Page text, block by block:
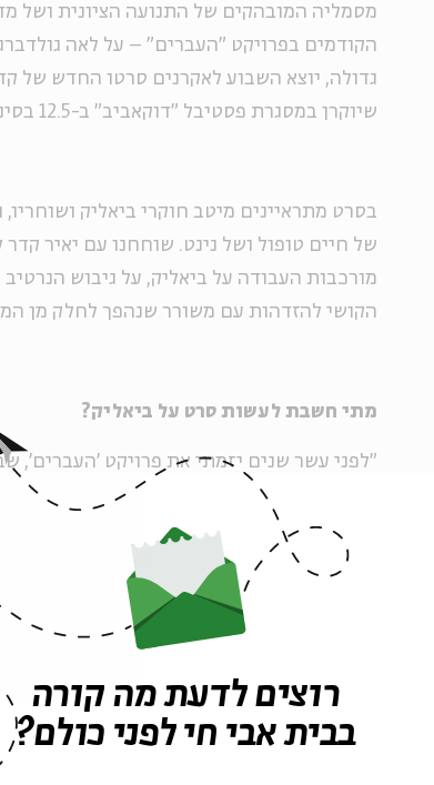
מסמליה המובהקים של התנועה הציונית ושל
הקודמים בפרויקט "העברים" – על לאה
גדולה, יוצא השבוע לאקרנים סרטו החדש של
שיוקרן במסגרת פסטיבל "דוקאביב" ב-12.5 בסינמטק תל אביב.
בסרט מתראיינים מיטב חוקרי ביאליק
של חיים טופול ושל נינט. שוחחנו עם יאיר
מורכבות העבודה על ביאליק, על גיבוש
הקושי להזדהות עם משורר שנהפך לחלק מן
מתי חשבת לעשות סרט על ביאליק?
דמויות מרכזיות בתרבות העברית
אצליח להשיג תקציב לסדרה כזו והתחלתי
עשיתי שני סרטים, על יונה וולך ועל לאה
השלישי. עכשיו אני עובד על סרט על זלדה,
ברנר ועל אחרים.
"זה אך טבעי שביאליק יהיה בסדרה הזו. הוא
התרבות העברית החדשה; ממנו התחיל הכול.
רוצים לדעת מה קורה
בבית אבי חי לפני כולם?